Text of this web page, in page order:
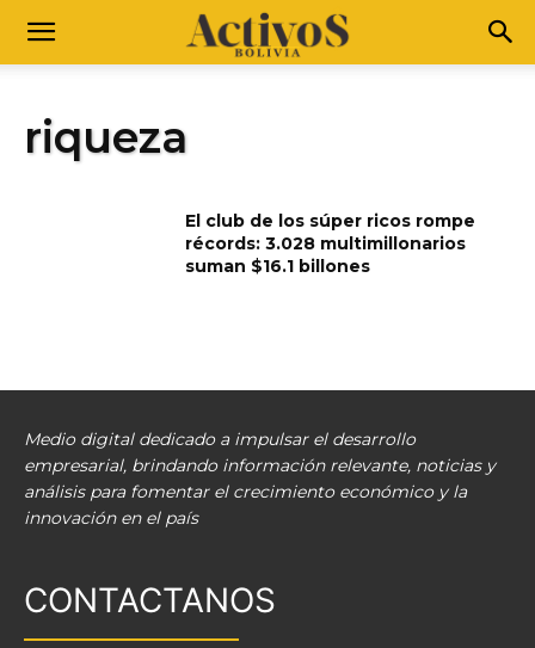
riqueza
El club de los súper ricos rompe
récords: 3.028 multimillonarios
suman $16.1 billones
Medio digital dedicado a impulsar el desarrollo
empresarial, brindando información relevante, noticias y
análisis para fomentar el crecimiento económico y la
innovación en el país
CONTACTANOS